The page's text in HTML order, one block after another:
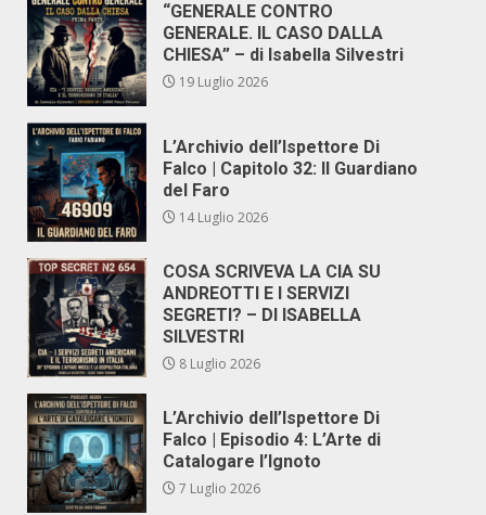
“GENERALE CONTRO
GENERALE. IL CASO DALLA
CHIESA” – di Isabella Silvestri
19 Luglio 2026
L’Archivio dell’Ispettore Di
Falco | Capitolo 32: Il Guardiano
del Faro
14 Luglio 2026
COSA SCRIVEVA LA CIA SU
ANDREOTTI E I SERVIZI
SEGRETI? – DI ISABELLA
SILVESTRI
8 Luglio 2026
L’Archivio dell’Ispettore Di
Falco | Episodio 4: L’Arte di
Catalogare l’Ignoto
7 Luglio 2026